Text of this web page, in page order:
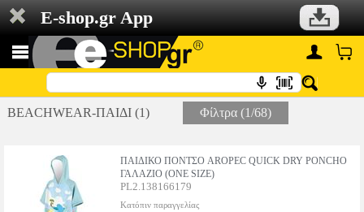
E-shop.gr App
BEACHWEAR-ΠΑΙΔΙ (1) Φίλτρα (1/68)
ΠΑΙΔΙΚΟ ΠΟΝΤΣΟ AROPEC QUICK DRY PONCHO
ΓΑΛΑΖΙΟ (ONE SIZE)
PL2.138166179
Κατόπιν παραγγελίας